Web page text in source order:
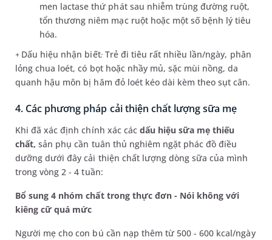
men lactase thứ phát sau nhiễm trùng đường ruột,
tổn thương niêm mạc ruột hoặc một số bệnh lý tiêu
hóa.
+ Dấu hiệu nhận biết:Trẻ đi tiêu rất nhiều lần/ngày, phân
lỏng chua loét, có bọt hoặc nhầy mủ, sặc mùi nồng, da
quanh hậu môn bị hăm đỏ loét kéo dài kèm theo sụt cân.
4. Các phương pháp cải thiện chất lượng sữa mẹ
Khi đã xác định chính xác các dấu hiệu sữa mẹ thiếu
chất, sản phụ cần tuân thủ nghiêm ngặt phác đồ điều
dưỡng dưới đây cải thiện chất lượng dòng sữa của mình
trong vòng 2 - 4 tuần:
Bổ sung 4 nhóm chất trong thực đơn - Nói không với
kiêng cữ quá mức
Người mẹ cho con bú cần nạp thêm từ 500 - 600 kcal/ngày